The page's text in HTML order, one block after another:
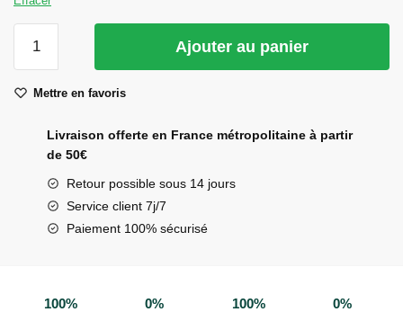
plante
Ajouter au panier
Mettre en favoris
Livraison offerte en France métropolitaine à partir
de 50€
Retour possible sous 14 jours
Service client 7j/7
Paiement 100% sécurisé
100%
0%
100%
0%